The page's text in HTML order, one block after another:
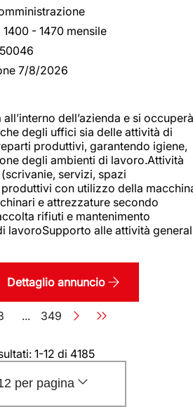
1400 - 1470 mensile
7/8/2026
dell’azienda e si occuperà
degli uffici sia delle attività di
produttivi, garantendo igiene,
degli ambienti di lavoro.Attività
servizi, spazi
con utilizzo della
e attrezzature secondo
rifiuti e mantenimento
lavoroSupporto alle attività
Dettaglio annuncio
Pagina
... Pagina
349
1-12 di 4185
per pagina